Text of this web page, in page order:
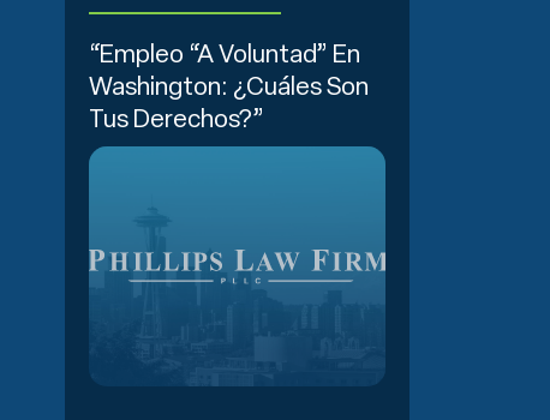
“Empleo “a Voluntad” En
Washington: ¿Cuáles Son
Tus Derechos?”